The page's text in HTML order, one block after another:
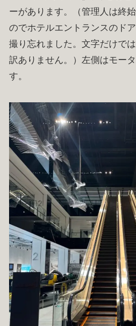
ーがあります。（管理人は終
のでホテルエントランスのド
撮り忘れました。文字だけで
訳ありません。）左側はモー
す。